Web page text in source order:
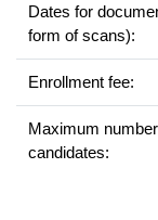
Wysokie
Umiejętność
pozyskiwania,
Dates for
form of scans):
Enrollment fee:
Maximum
candidates: